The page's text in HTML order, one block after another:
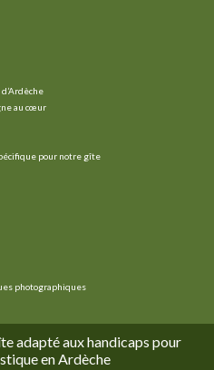
au cœur
pour notre gîte
photographiques
adapté aux handicaps pour
en Ardèche